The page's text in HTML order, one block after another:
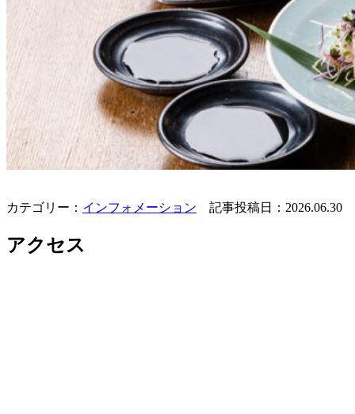
カテゴリー： インフォメーション 記事投稿日：2026.06.30
アクセス